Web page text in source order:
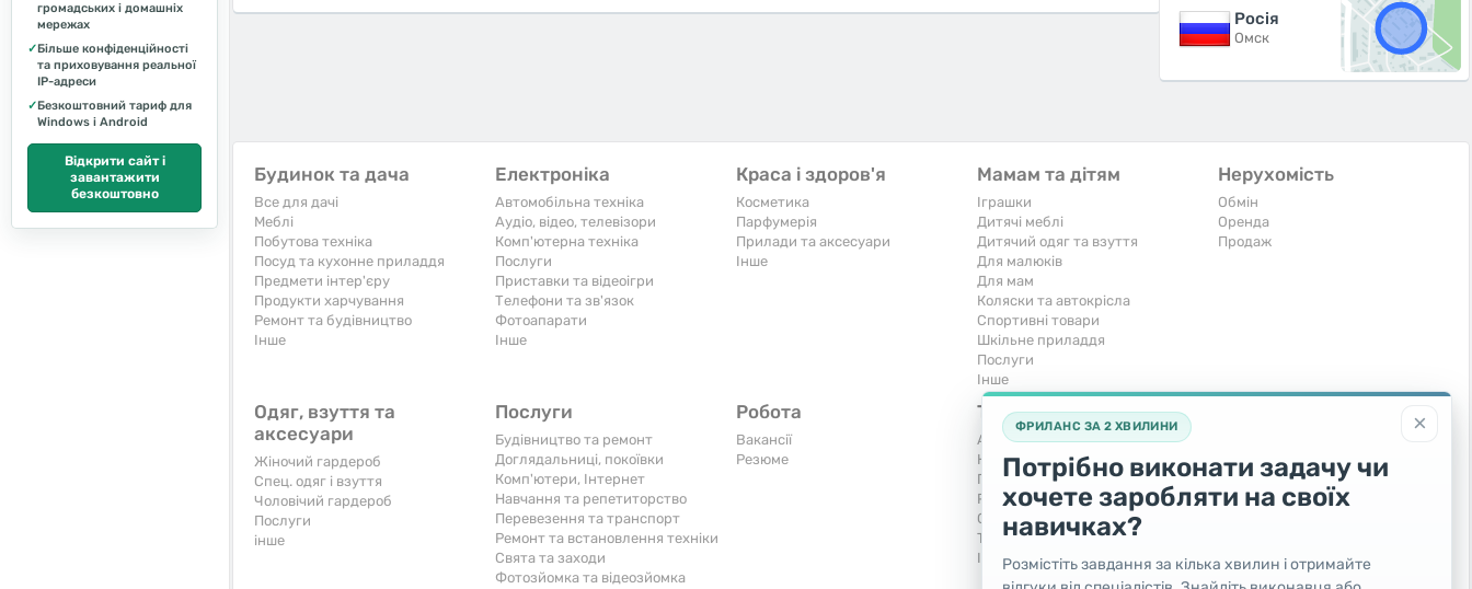
громадських і домашніх
мережах
✓Більше конфіденційності
та приховування реальної
IP-адреси
✓Безкоштовний тариф для
Windows і Android
Відкрити сайт і
завантажити
безкоштовно
Росiя
Омск
Будинок та дача
Все для дачі
Меблі
Побутова техніка
Посуд та кухонне приладдя
Предмети інтер'єру
Продукти харчування
Ремонт та будівництво
Iнше
Електроніка
Автомобільна техніка
Аудіо, відео, телевізори
Комп'ютерна техніка
Послуги
Приставки та відеоігри
Телефони та зв'язок
Фотоапарати
Iнше
Краса і здоров'я
Косметика
Парфумерія
Прилади та аксесуари
Iнше
Мамам та дітям
Іграшки
Дитячі меблі
Дитячий одяг та взуття
Для малюків
Для мам
Коляски та автокрісла
Спортивні товари
Шкільне приладдя
Послуги
Iнше
Нерухомість
Обмін
Оренда
Продаж
Одяг, взуття та
аксесуари
Жіночий гардероб
Спец. одяг і взуття
Чоловічий гардероб
Послуги
інше
Послуги
Будівництво та ремонт
Доглядальниці, покоївки
Комп'ютери, Інтернет
Навчання та репетиторство
Перевезення та транспорт
Ремонт та встановлення техніки
Свята та заходи
Фотозйомка та відеозйомка
Робота
Вакансії
Резюме
Тварини та рослини
Акваріумістика
Кішки
Послуги
Рослини та дерева
Собаки
Товари для тварин
Інші тварини
Запчастини та аксесуари
Комерційний транспорт
Легкові автомобілі
Послуги
Яхти, човни, байдарки
×
ФРИЛАНС ЗА 2 ХВИЛИНИ
Потрібно виконати задачу чи
хочете заробляти на своїх
навичках?
Розмістіть завдання за кілька хвилин і отримайте